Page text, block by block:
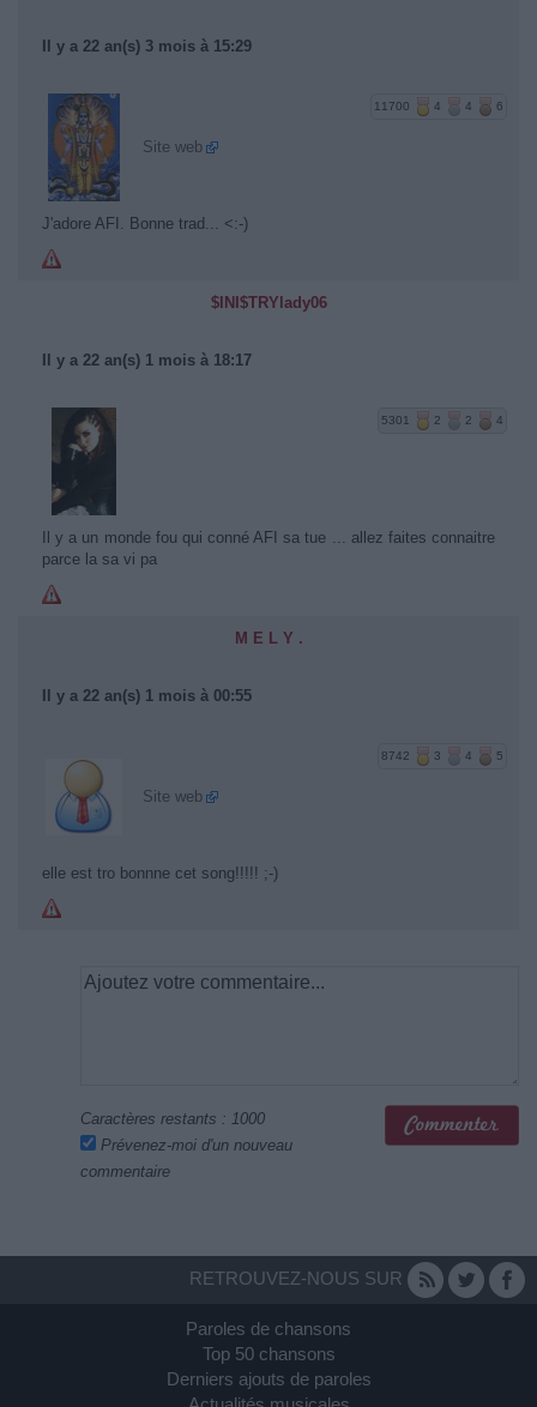
Il y a 22 an(s) 3 mois à 15:29
11700 4 4 6
Site web
J'adore AFI. Bonne trad... <:-)
$INI$TRYlady06
Il y a 22 an(s) 1 mois à 18:17
5301 2 2 4
Il y a un monde fou qui conné AFI sa tue ... allez faites connaitre
parce la sa vi pa
M E L Y .
Il y a 22 an(s) 1 mois à 00:55
8742 3 4 5
Site web
elle est tro bonnne cet song!!!!! ;-)
Caractères restants : 1000
Prévenez-moi d'un nouveau
commentaire
RETROUVEZ-NOUS SUR
Paroles de chansons
Top 50 chansons
Derniers ajouts de paroles